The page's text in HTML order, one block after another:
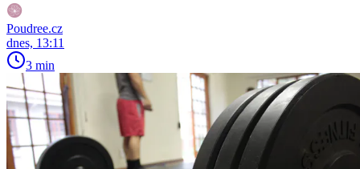
Poudree.cz
dnes, 13:11
3 min